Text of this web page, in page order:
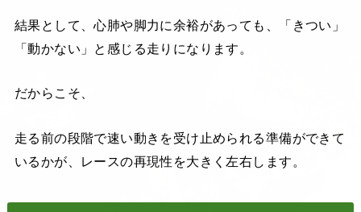
結果として、心肺や脚力に余裕があっても、「きつい」
「動かない」と感じる走りになります。
だからこそ、
走る前の段階で速い動きを受け止められる準備ができて
いるかが、レースの再現性を大きく左右します。